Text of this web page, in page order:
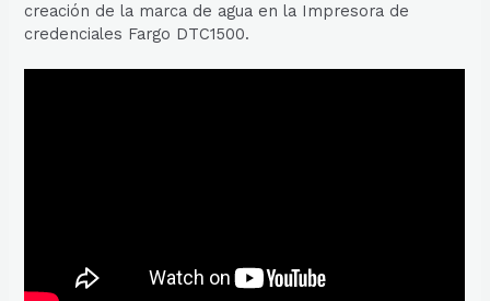
creación de la marca de agua en la Impresora de
credenciales Fargo DTC1500.